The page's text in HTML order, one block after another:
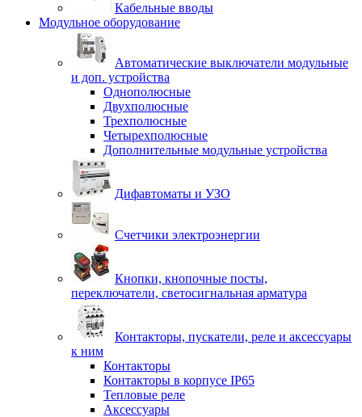
Кабельные вводы
Модульное оборудование
Автоматические выключатели модульные
и доп. устройства
Однополюсные
Двухполюсные
Трехполюсные
Четырехполюсные
Дополнительные модульные устройства
Дифавтоматы и УЗО
Счетчики электроэнергии
Кнопки, кнопочные посты,
переключатели, светосигнальная арматура
Контакторы, пускатели, реле и аксессуары
к ним
Контакторы
Контакторы в корпусе IP65
Тепловые реле
Аксессуары